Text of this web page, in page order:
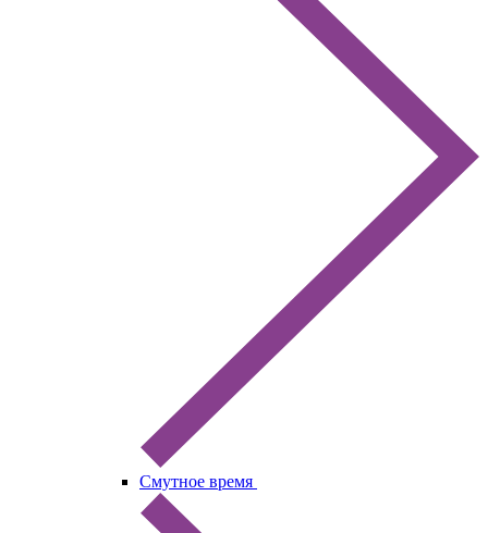
Смутное время